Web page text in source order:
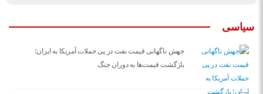
سیاسی
جهش ناگهانی قیمت نفت در پی حملات آمریکا به ایران؛
بازگشت قیمت‌ها به دوران جنگ